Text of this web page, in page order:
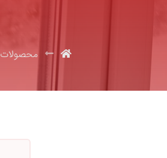
محصولات